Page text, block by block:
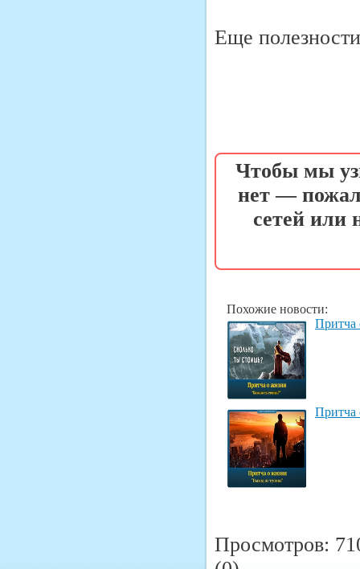
Еще
Чтобы мы
нет —
сетей или
Похожие новости:
Притча
Притча
Просмотров: